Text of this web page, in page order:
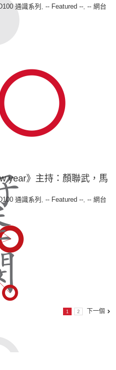
通識系列 , -- Featured --, -- 網台
year》主持：顏聯武，馬
通識系列 , -- Featured --, -- 網台
1 2 下一個